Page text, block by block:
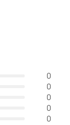
0
0
0
0
0